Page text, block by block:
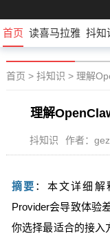
首页 读喜马拉雅 抖知
首页 > 抖知识 > 理解
理解
抖知识 作者：
摘要 ：本文详细解
Provider会导致体验
你选择最适合的接入